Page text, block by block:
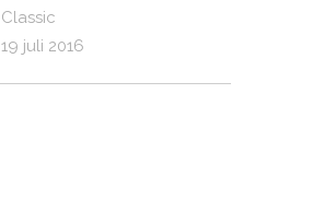
Classic
19 juli 2016